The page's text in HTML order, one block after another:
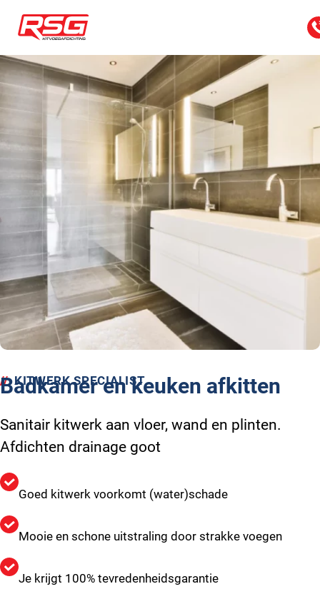
KITWERK SPECIALIST
Badkamer en keuken afkitten
Sanitair kitwerk aan vloer, wand en plinten.
Afdichten drainage goot
Goed kitwerk voorkomt (water)schade
Mooie en schone uitstraling door strakke voegen
Je krijgt 100% tevredenheidsgarantie